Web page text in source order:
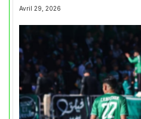
Avril 29, 2026